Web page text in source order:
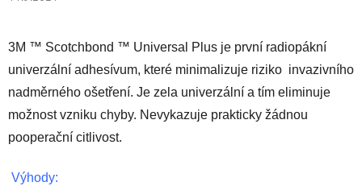
3M ™ Scotchbond ™ Universal Plus je první radiopákní
univerzální adhesívum, které minimalizuje riziko invazivního
nadměrného ošetření. Je zela univerzální a tím eliminuje
možnost vzniku chyby. Nevykazuje prakticky žádnou
pooperační citlivost.
Výhody: